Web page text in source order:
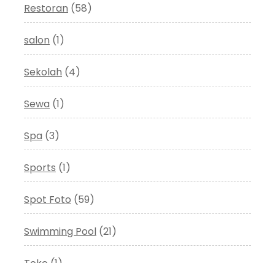
Restoran (58)
salon (1)
Sekolah (4)
Sewa (1)
Spa (3)
Sports (1)
Spot Foto (59)
Swimming Pool (21)